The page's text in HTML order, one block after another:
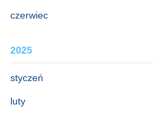
czerwiec
2025
styczeń
luty